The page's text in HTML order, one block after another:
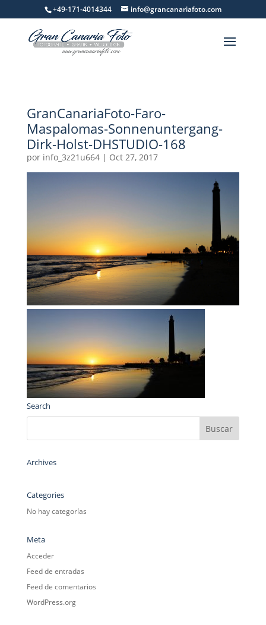
+49-171-4014344 info@grancanariafoto.com
GranCanariaFoto-Faro-
Maspalomas-Sonnenuntergang-
Dirk-Holst-DHSTUDIO-168
por info_3z21u664| Oct 27, 2017
Search
Archives
Categories
No hay categorías
Meta
Acceder
Feed de entradas
Feed de comentarios
WordPress.org